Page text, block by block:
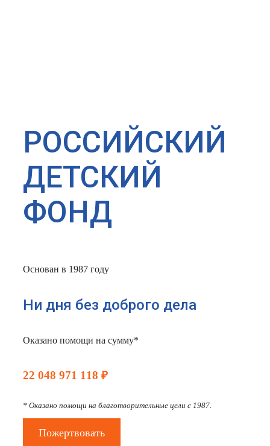
РОССИЙСКИЙ
ДЕТСКИЙ
ФОНД
Основан в 1987 году
Ни дня без доброго дела
Оказано помощи на сумму*
22 048 971 118 ₽
* Оказано помощи на благотворительные цели с 1987.
Пожертвовать